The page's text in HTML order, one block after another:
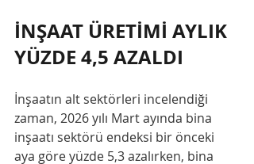
İNŞAAT ÜRETİMİ AYLIK
YÜZDE 4,5 AZALDI
İnşaatın alt sektörleri incelendiği
zaman, 2026 yılı Mart ayında bina
inşaatı sektörü endeksi bir önceki
aya göre yüzde 5,3 azalırken, bina